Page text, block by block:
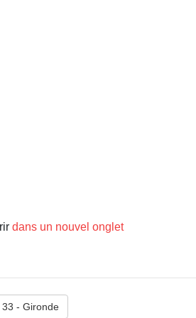
dans un nouvel onglet
33 - Gironde